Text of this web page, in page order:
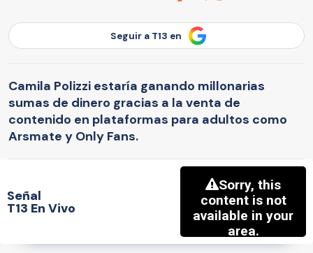
Seguir a T13 en
Camila Polizzi estaría ganando millonarias
sumas de dinero gracias a la venta de
contenido en plataformas para adultos como
Arsmate y Only Fans.
Señal
T13 En Vivo